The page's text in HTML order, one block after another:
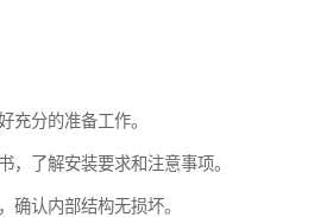
充分的准备工作。
，了解安装要求和注意事项。
确认内部结构无损坏。